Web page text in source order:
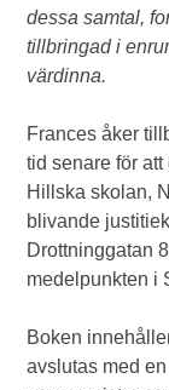
dessa samtal,
tillbringad i
värdinna.
Frances åker
tid senare för
Hillska skolan,
blivande
Drottninggatan
medelpunkten i
Boken
avslutas med